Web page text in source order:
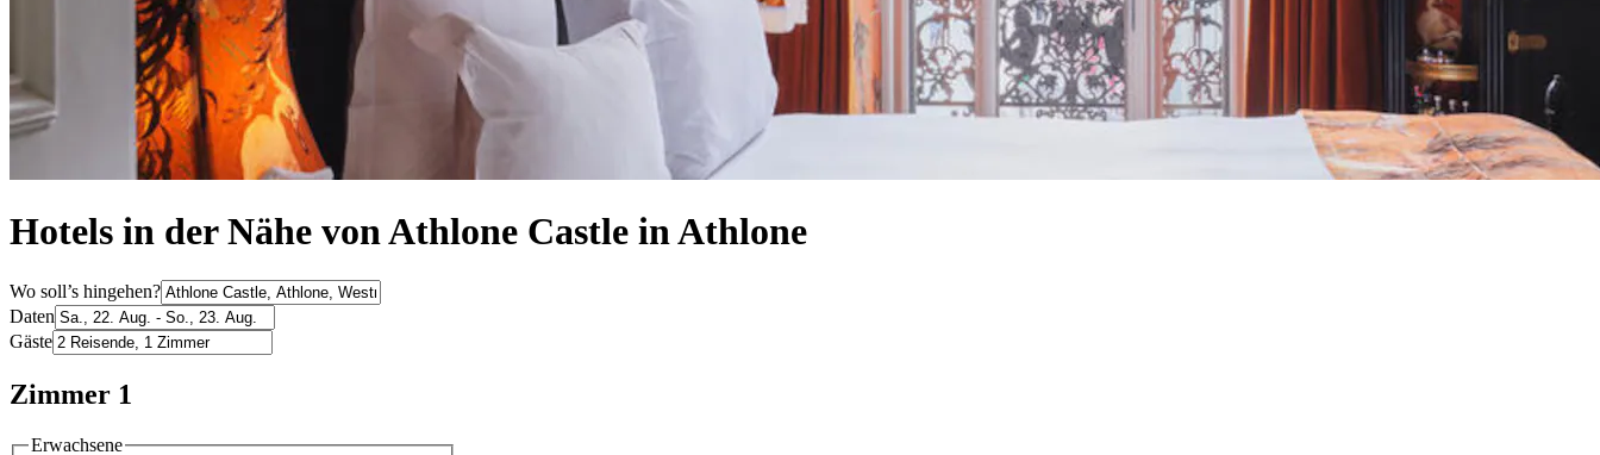
Hotels in der Nähe von Athlone Castle in Athlone
Wo soll’s hingehen?
Daten
Gäste
Zimmer 1
Erwachsene